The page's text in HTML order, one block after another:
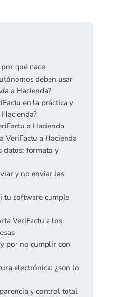
qué nace
deben usar
a Hacienda?
en la práctica y
a Hacienda
VeriFactu a Hacienda
datos: formato y
y no enviar las
tu software cumple
VeriFactu a los
por no cumplir con
electrónica: ¿son lo
y control total